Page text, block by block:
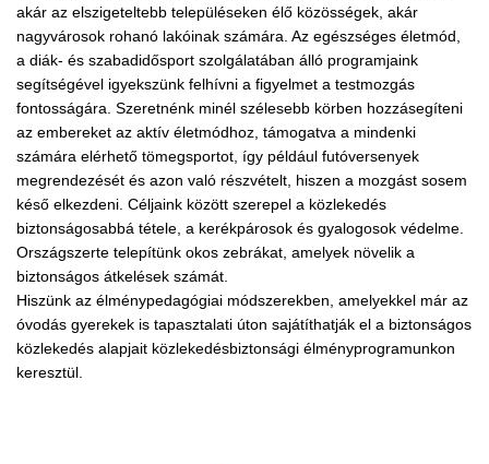
akár az elszigeteltebb településeken élő közösségek, akár
nagyvárosok rohanó lakóinak számára. Az egészséges életmód,
a diák- és szabadidősport szolgálatában álló programjaink
segítségével igyekszünk felhívni a figyelmet a testmozgás
fontosságára. Szeretnénk minél szélesebb körben hozzásegíteni
az embereket az aktív életmódhoz, támogatva a mindenki
számára elérhető tömegsportot, így például futóversenyek
megrendezését és azon való részvételt, hiszen a mozgást sosem
késő elkezdeni. Céljaink között szerepel a közlekedés
biztonságosabbá tétele, a kerékpárosok és gyalogosok védelme.
Országszerte telepítünk okos zebrákat, amelyek növelik a
biztonságos átkelések számát.
Hiszünk az élménypedagógiai módszerekben, amelyekkel már az
óvodás gyerekek is tapasztalati úton sajátíthatják el a biztonságos
közlekedés alapjait közlekedésbiztonsági élményprogramunkon
keresztül.